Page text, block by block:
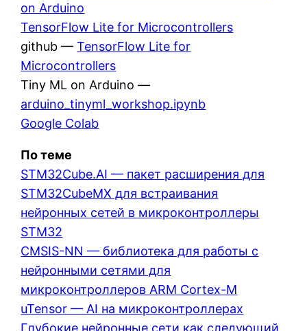
on Arduino
TensorFlow Lite for Microcontrollers
github —TensorFlow Lite for
Microcontrollers
Tiny ML on Arduino —
arduino_tinyml_workshop.ipynb
Google Colab
По теме
STM32Cube.AI — пакет расширения для
STM32CubeMX для встраивания
нейронных сетей в микроконтроллеры
STM32
CMSIS-NN — библиотека для работы с
нейронными сетями для
микроконтроллеров ARM Cortex-M
uTensor — AI на микроконтроллерах
Глубокие нейронные сети как следующий